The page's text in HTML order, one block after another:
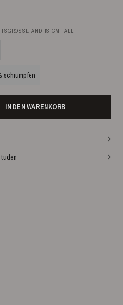
AND IS CM TALL
schrumpfen
IN DEN WARENKORB